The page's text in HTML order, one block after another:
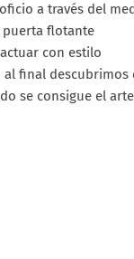
a través del
puerta flotante
con estilo
al final descubrimos
se consigue el